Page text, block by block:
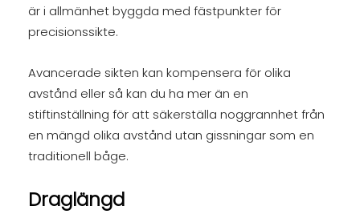
är i allmänhet byggda med fästpunkter för
precisionssikte.
Avancerade sikten kan kompensera för olika
avstånd eller så kan du ha mer än en
stiftinställning för att säkerställa noggrannhet från
en mängd olika avstånd utan gissningar som en
traditionell båge.
Draglängd